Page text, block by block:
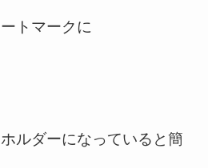
トマークに
ルダーになっていると簡